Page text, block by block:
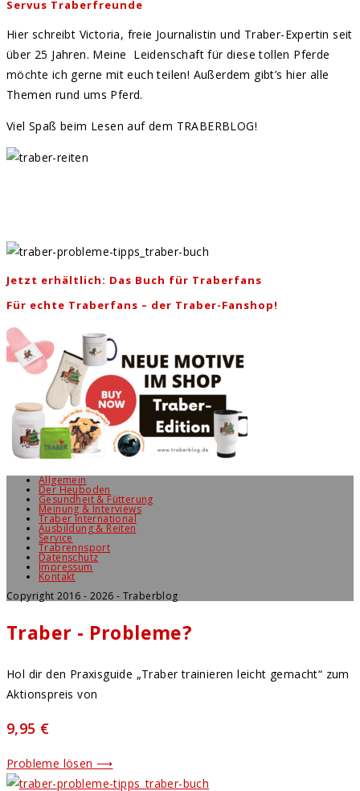
Servus Traberfreunde
Hier schreibt Victoria, freie Journalistin und Traber-Expertin seit
über 25 Jahren. Meine Leidenschaft für diese tollen Pferde
möchte ich gerne mit euch teilen! Außerdem gibt’s hier alle
Themen rund ums Pferd.
Viel Spaß beim Lesen auf dem TRABERBLOG!
Jetzt erhältlich: Das Buch für Traberfans
Für echte Traberfans – der Traber-Fanshop!
Allgemein
Der Heuboden
Gesundheit & Fütterung
Meinung & Interviews
Traber International
Ausbildung & Reiten
Service
Trabrennsport
Datenschutz
Impressum
Kontakt
Copyright 2016 - 2026 - Traberblog
Traber - Probleme?
Hol dir den Praxisguide „Traber trainieren leicht gemacht“ zum
Aktionspreis von
9,95 €
Probleme lösen ⟶